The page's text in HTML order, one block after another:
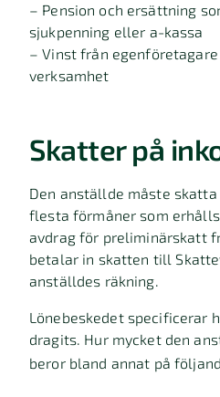
– Pension och ersättning
sjukpenning eller a-kassa
– Vinst från
verksamhet
Skatter på
Den anställde måste
flesta förmåner som
avdrag för preliminärskatt
betalar in skatten till
anställdes räkning.
Lönebeskedet specificerar
dragits. Hur mycket den
beror bland annat på